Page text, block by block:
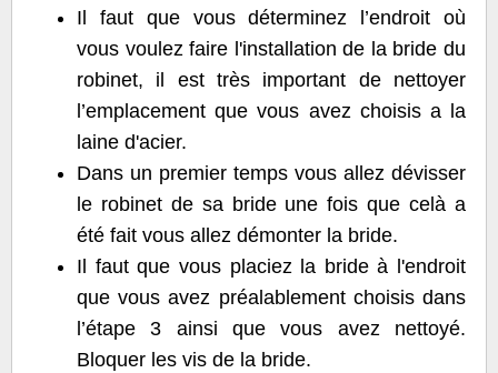
Il faut que vous déterminez l’endroit où
vous voulez faire l'installation de la bride du
robinet, il est très important de nettoyer
l’emplacement que vous avez choisis a la
laine d'acier.
Dans un premier temps vous allez dévisser
le robinet de sa bride une fois que celà a
été fait vous allez démonter la bride.
Il faut que vous placiez la bride à l'endroit
que vous avez préalablement choisis dans
l’étape 3 ainsi que vous avez nettoyé.
Bloquer les vis de la bride.